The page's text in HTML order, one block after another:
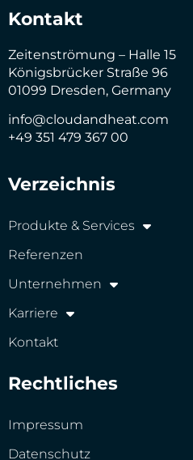
Kontakt
Zeitenströmung – Halle 15
Königsbrücker Straße 96
01099 Dresden, Germany
info@cloudandheat.com
+49 351 479 367 00
Verzeichnis
Produkte & Services
Referenzen
Unternehmen
Karriere
Kontakt
Rechtliches
Impressum
Datenschutz